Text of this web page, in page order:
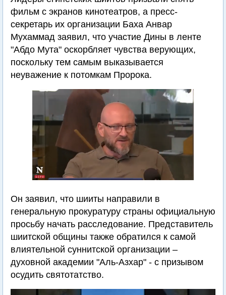
фильм с экранов кинотеатров, а пресс-
секретарь их организации Баха Анвар
Мухаммад заявил, что участие Дины в ленте
"Абдо Мута" оскорбляет чувства верующих,
поскольку тем самым выказывается
неуважение к потомкам Пророка.
Он заявил, что шииты направили в
генеральную прокуратуру страны официальную
просьбу начать расследование. Представитель
шиитской общины также обратился к самой
влиятельной суннитской организации –
духовной академии "Аль-Азхар" - с призывом
осудить святотатство.